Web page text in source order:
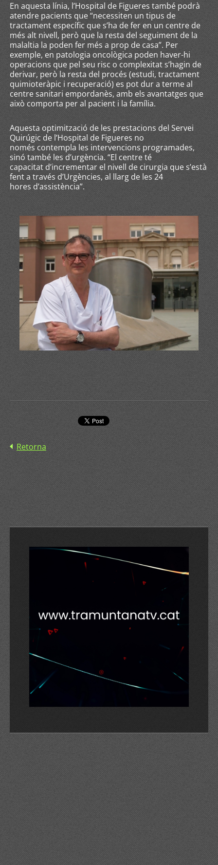
En aquesta línia, l’Hospital de Figueres també podrà
atendre pacients que “necessiten un tipus de
tractament específic que s’ha de fer en un centre de
més alt nivell, però que la resta del seguiment de la
malaltia la poden fer més a prop de casa”. Per
exemple, en patologia oncològica poden haver-hi
operacions que pel seu risc o complexitat s’hagin de
derivar, però la resta del procés (estudi, tractament
quimioteràpic i recuperació) es pot dur a terme al
centre sanitari empordanès, amb els avantatges que
això comporta per al pacient i la família.
Aquesta optimització de les prestacions del Servei
Quirúgic de l’Hospital de Figueres no
només contempla les intervencions programades,
sinó també les d’urgència. “El centre té
capacitat d’incrementar el nivell de cirurgia que s’està
fent a través d’Urgències, al llarg de les 24
hores d’assistència”.
Retorna